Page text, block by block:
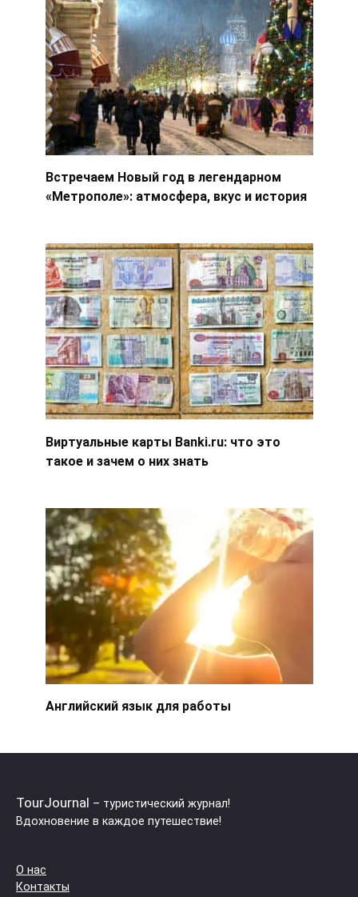
Встречаем Новый год в легендарном
«Метрополе»: атмосфера, вкус и история
Виртуальные карты Banki.ru: что это
такое и зачем о них знать
Английский язык для работы
TourJournal – туристический журнал!
Вдохновение в каждое путешествие!
О нас
Контакты